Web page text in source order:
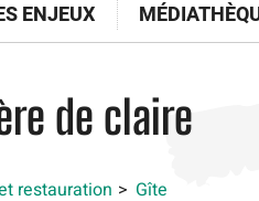
ENJEUX
de claire
restauration Gîte